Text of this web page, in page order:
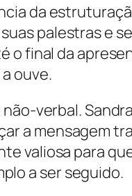
da
palestras e
final da
ouve.
verbal.
a mensagem
valiosa para
a ser seguido.